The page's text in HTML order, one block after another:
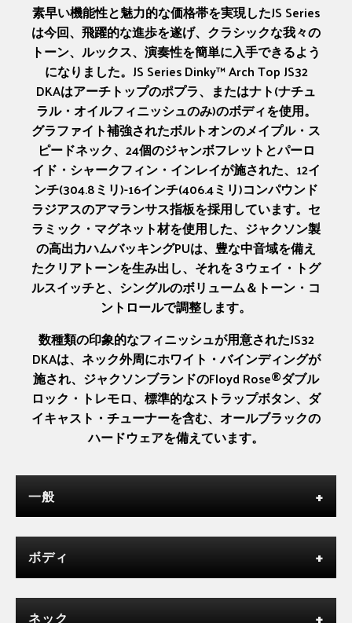
素早い機能性と魅力的な価格帯を実現したJS Series
は今回、飛躍的な進歩を遂げ、クラシックな我々の
トーン、ルックス、演奏性を簡単に入手できるよう
になりました。JS Series Dinky™ Arch Top JS32
DKAはアーチトップのポプラ、またはナト(ナチュ
ラル・オイルフィニッシュのみ)のボディを使用。
グラファイト補強されたボルトオンのメイプル・ス
ピードネック、24個のジャンボフレットとパーロ
イド・シャークフィン・インレイが施された、12イ
ンチ(304.8ミリ)-16インチ(406.4ミリ)コンパウンド
ラジアスのアマランサス指板を採用しています。セ
ラミック・マグネット材を使用した、ジャクソン製
の高出力ハムバッキングPUは、豊な中音域を備え
たクリアトーンを生み出し、それを３ウェイ・トグ
ルスイッチと、シングルのボリューム＆トーン・コ
ントロールで調整します。
数種類の印象的なフィニッシュが用意されたJS32
DKAは、ネック外周にホワイト・バインディングが
施され、ジャクソンブランドのFloyd Rose®ダブル
ロック・トレモロ、標準的なストラップボタン、ダ
イキャスト・チューナーを含む、オールブラックの
ハードウェアを備えています。
一般
ボディ
ネック